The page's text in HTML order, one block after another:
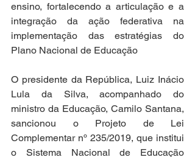
ensino, fortalecendo a articulação e a
integração da ação federativa na
implementação das estratégias do
Plano Nacional de Educação
O presidente da República, Luiz Inácio
Lula da Silva, acompanhado do
ministro da Educação, Camilo Santana,
sancionou o Projeto de Lei
Complementar nº 235/2019, que institui
o Sistema Nacional de Educação